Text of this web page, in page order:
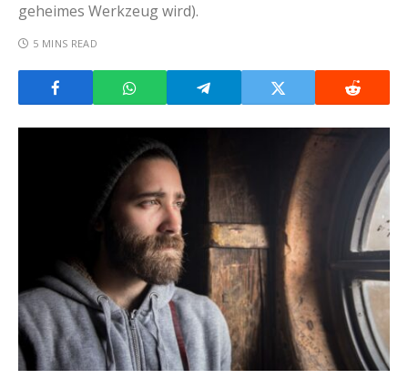
geheimes Werkzeug wird).
5 MINS READ